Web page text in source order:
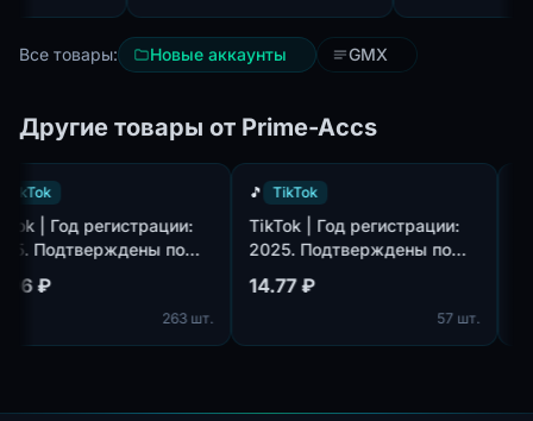
Авторизация по
WEB/IMAP/SMPT/POP3 -
Длительное использование!
Все товары: Новые аккаунты GMX
Другие товары от Prime-Accs
🎵 TikTok
TikTok | Год регистрации:
2025. Подтверждены по
идет в комплекте. Страна
регистрации: Таиланд.
14.96 ₽
263 шт.
🎵 TikTok
TikTok | Год регистрации:
2025. Подтверждены по
идет в комплекте. Страна
регистрации: Канада.
14.77 ₽
57 шт.